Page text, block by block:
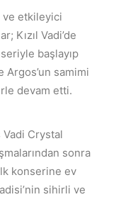
ve etkileyici
Kızıl Vadi’de
başlayıp
samimi
devam etti.
Vadi Crystal
sonra
konserine ev
sihirli ve